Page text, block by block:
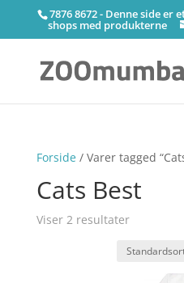
7876 8672 - Denne side
shops med produkterne
Forside/ Varer tagged
Cats Best
Viser 2 resultater